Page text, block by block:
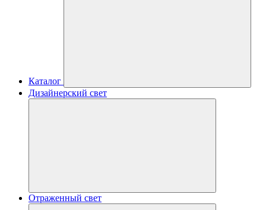
Каталог
Дизайнерский свет
Отраженный свет